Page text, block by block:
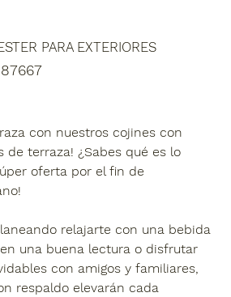
PARA EXTERIORES
con nuestros cojines con
de terraza! ¿Sabes qué es lo
oferta por el fin de
relajarte con una bebida
una buena lectura o disfrutar
con amigos y familiares,
respaldo elevarán cada